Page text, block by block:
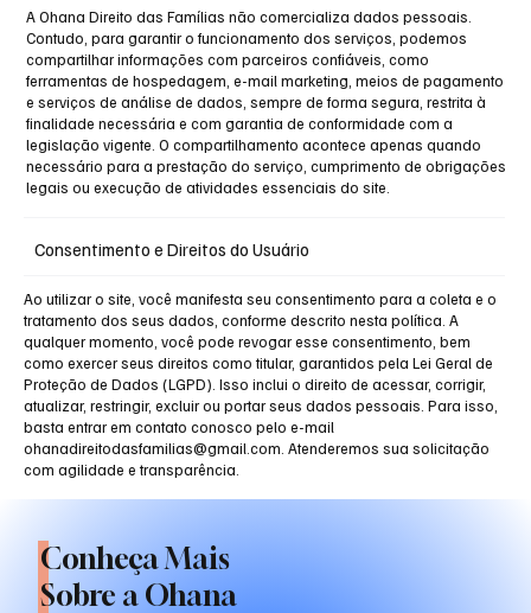
A Ohana Direito das Famílias não comercializa dados pessoais.
Contudo, para garantir o funcionamento dos serviços, podemos
compartilhar informações com parceiros confiáveis, como
ferramentas de hospedagem, e-mail marketing, meios de pagamento
e serviços de análise de dados, sempre de forma segura, restrita à
finalidade necessária e com garantia de conformidade com a
legislação vigente. O compartilhamento acontece apenas quando
necessário para a prestação do serviço, cumprimento de obrigações
legais ou execução de atividades essenciais do site.
Consentimento e Direitos do Usuário
Ao utilizar o site, você manifesta seu consentimento para a coleta e o
tratamento dos seus dados, conforme descrito nesta política. A
qualquer momento, você pode revogar esse consentimento, bem
como exercer seus direitos como titular, garantidos pela Lei Geral de
Proteção de Dados (LGPD). Isso inclui o direito de acessar, corrigir,
atualizar, restringir, excluir ou portar seus dados pessoais. Para isso,
basta entrar em contato conosco pelo e-mail
ohanadireitodasfamilias@gmail.com. Atenderemos sua solicitação
com agilidade e transparência.
Conheça Mais
Sobre a Ohana